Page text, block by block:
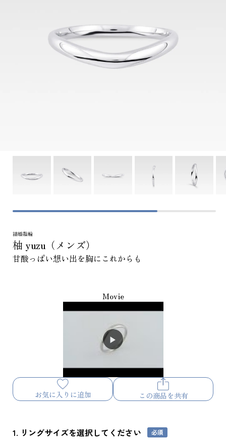
結婚指輪
柚 yuzu（メンズ）
甘酸っぱい想い出を胸にこれからも
Movie
お気に入りに追加 この商品を共有
1. リングサイズを選択してください